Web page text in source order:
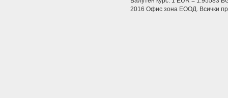
2016 Офис зона ЕООД. Всички